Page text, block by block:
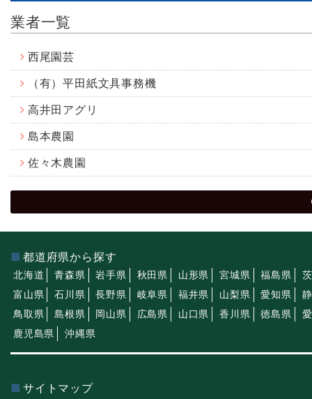
業者一覧
西尾園芸
（有）平田紙文具事務機
高井田アグリ
島本農園
佐々木農園
都道府県から探す
北海道 青森県 岩手県 秋田県 山形県 宮城県 福島県
富山県
石川県 長野県 岐阜県 福井県 山梨県 愛知県
鳥取県
島根県 岡山県 広島県 山口県 香川県 徳島県
鹿児島県
沖縄県
サイトマップ